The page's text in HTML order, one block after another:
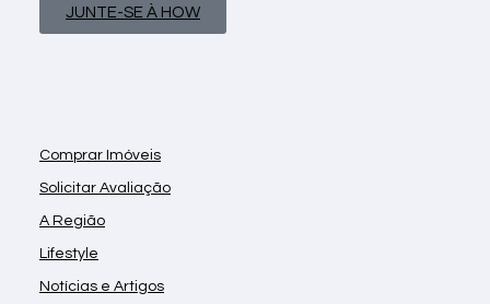
JUNTE-SE À HOW
Comprar Imóveis
Solicitar Avaliação
A Região
Lifestyle
Notícias e Artigos